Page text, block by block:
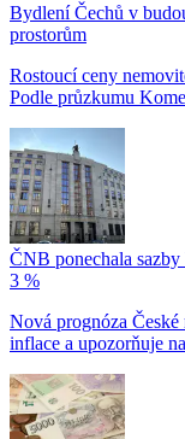
Bydlení Čechů v
prostorům
Rostoucí ceny
Podle průzkumu
ČNB ponechala
3 %
Nová prognóza
inflace a upozorňuje